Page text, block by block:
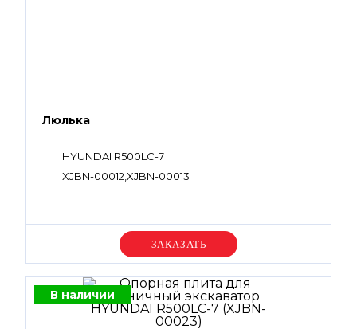
Люлька
HYUNDAI R500LC-7
XJBN-00012,XJBN-00013
Уточняйте цену
В наличии